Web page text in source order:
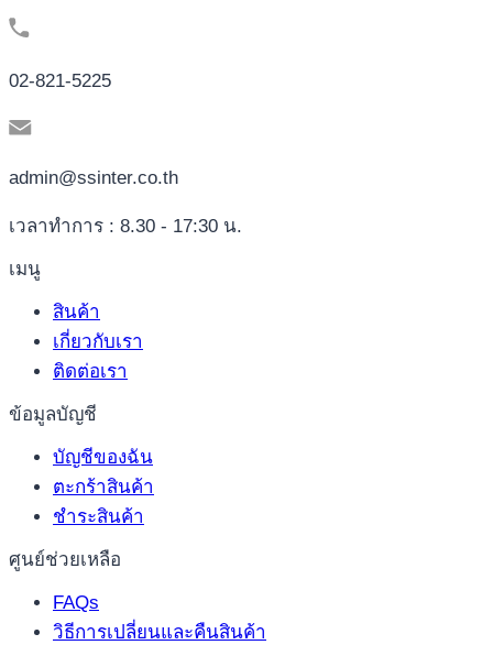
02-821-5225
admin@ssinter.co.th
เวลาทำการ : 8.30 - 17:30 น.
เมนู
สินค้า
เกี่ยวกับเรา
ติดต่อเรา
ข้อมูลบัญชี
บัญชีของฉัน
ตะกร้าสินค้า
ชำระสินค้า
ศูนย์ช่วยเหลือ
FAQs
วิธีการเปลี่ยนและคืนสินค้า